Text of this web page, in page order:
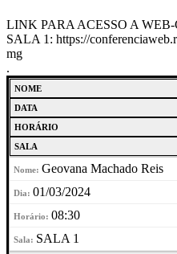
LINK PARA ACESSO A
SALA 1: https://
mg
.
NOME
DATA
HORÁRIO
SALA
Geovana Machado Reis
01/03/2024
08:30
SALA 1